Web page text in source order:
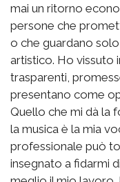
mai un ritorno
persone che
o che guardano
artistico. Ho vissuto
trasparenti,
presentano come
Quello che mi dà la
la musica è la mia
professionale può
insegnato a fidarmi